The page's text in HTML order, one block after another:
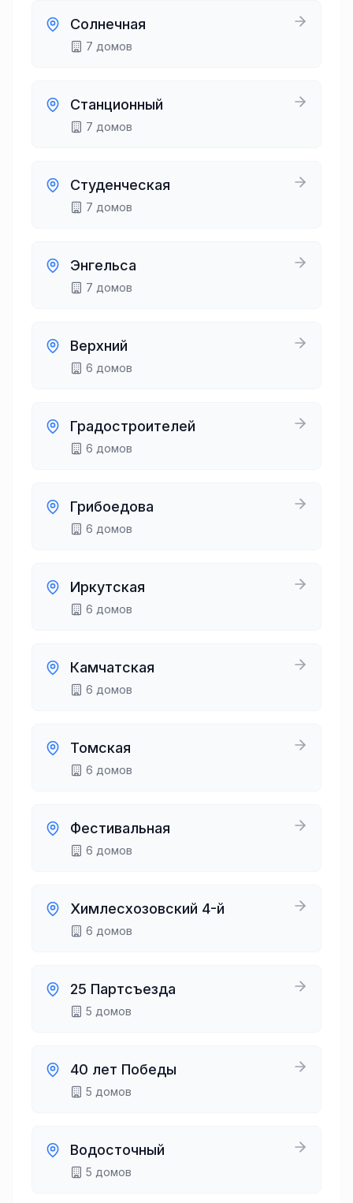
Солнечная
7 домов
Станционный
7 домов
Студенческая
7 домов
Энгельса
7 домов
Верхний
6 домов
Градостроителей
6 домов
Грибоедова
6 домов
Иркутская
6 домов
Камчатская
6 домов
Томская
6 домов
Фестивальная
6 домов
Химлесхозовский 4-й
6 домов
25 Партсъезда
5 домов
40 лет Победы
5 домов
Водосточный
5 домов